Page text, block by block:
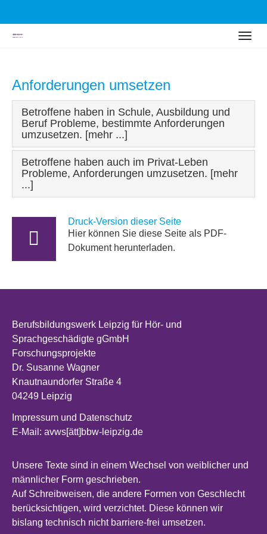
Anforderungen umsetzen
Betroffene haben in Schule, Ausbildung und
Beruf Probleme, bestimmte Anforderungen
umzusetzen. [mehr ...]
Betroffene haben auch im Privat-Leben
Probleme, Anforderungen umzusetzen. [mehr
...]
Druck-Version dieser Seite
Hier können Sie diese Seite als PDF-
Dokument herunterladen.
Berufsbildungswerk Leipzig für Hör- und
Sprachgeschädigte gGmbH
Forschungsprojekte
Dr. Susanne Wagner
Knautnaundorfer Straße 4
04249 Leipzig
Impressum und Datenschutz
E-Mail: avws[ätt]bbw-leipzig.de
Unsere Texte sind in einem Wechsel von weiblicher und
männlicher Form geschrieben.
Auf Schreibweisen, die andere Formen von Geschlecht
berücksichtigen, wird verzichtet. Diese können wir
bislang technisch nicht barriere-frei umsetzen.